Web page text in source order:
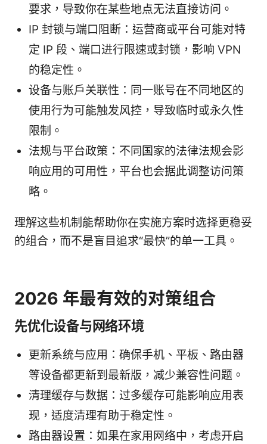
要求，导致你在某些地点无法直接访问。
IP 封锁与端口阻断：运营商或平台可能对特
定 IP 段、端口进行限速或封锁，影响 VPN
的稳定性。
设备与账户关联性：同一账号在不同地区的
使用行为可能触发风控，导致临时或永久性
限制。
法规与平台政策：不同国家的法律法规会影
响应用的可用性，平台也会据此调整访问策
略。
理解这些机制能帮助你在实施方案时选择更稳妥
的组合，而不是盲目追求“最快”的单一工具。
2026 年最有效的对策组合
先优化设备与网络环境
更新系统与应用：确保手机、平板、路由器
等设备都更新到最新版，减少兼容性问题。
清理缓存与数据：过多缓存可能影响应用表
现，适度清理有助于稳定性。
路由器设置：如果在家用网络中，考虑开启